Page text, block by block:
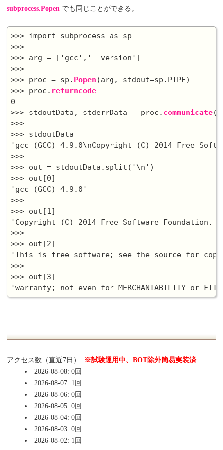
subprocess.Popen でも同じことができる。
>>> import subprocess as sp
>>>
>>> arg = ['gcc','--version']
>>>
>>> proc = sp. Popen (arg, stdout=sp.PIPE)
>>> proc. returncode
0
>>> stdoutData, stderrData = proc. communicate()
>>>
>>> stdoutData
'gcc (GCC) 4.9.0\nCopyright (C) 2014 Free
>>>
>>> out = stdoutData.split('\n')
>>> out[0]
'gcc (GCC) 4.9.0'
>>>
>>> out[1]
'Copyright (C) 2014 Free Software Foundation,
>>>
>>> out[2]
'This is free software; see the source for
>>>
>>> out[3]
アクセス数（直近7日）: ※試験運用中、BOT除外簡易実装済
2026-08-08: 0回
2026-08-07: 1回
2026-08-06: 0回
2026-08-05: 0回
2026-08-04: 0回
2026-08-03: 0回
2026-08-02: 1回